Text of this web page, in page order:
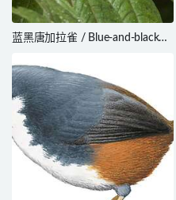
蓝黑唐加拉雀 / Blue-and-black